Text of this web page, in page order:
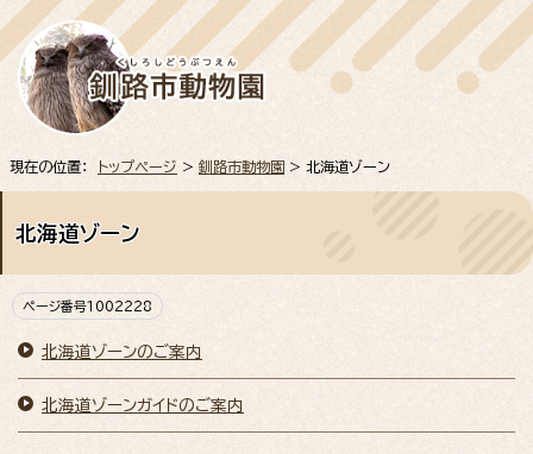
現在の位置： トップページ > 釧路市動物園 > 北海道ゾーン
北海道ゾーン
ページ番号1002228
北海道ゾーンのご案内
北海道ゾーンガイドのご案内